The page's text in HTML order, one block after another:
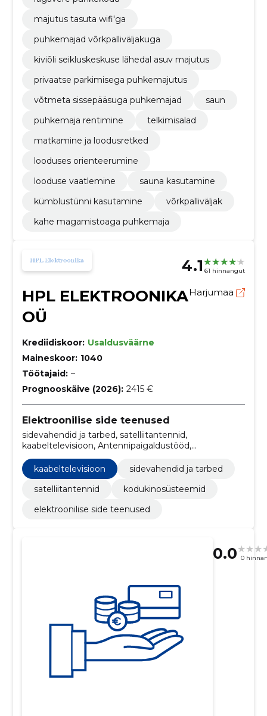
majutus tasuta wifi'ga
puhkemajad võrkpalliväljakuga
kiviõli seikluskeskuse lähedal asuv majutus
privaatse parkimisega puhkemajutus
võtmeta sissepääsuga puhkemajad
saun
puhkemaja rentimine
telkimisalad
matkamine ja loodusretked
looduses orienteerumine
looduse vaatlemine
sauna kasutamine
kümblustünni kasutamine
võrkpalliväljak
kahe magamistoaga puhkemaja
4.1 61 hinnangut
HPL ELEKTROONIKA
OÜ
Harjumaa
Krediidiskoor: Usaldusväärne
Maineskoor: 1040
Töötajaid: –
Prognooskäive (2026): 2415 €
Elektroonilise side teenused
sidevahendid ja tarbed, satelliitantennid,
kaabeltelevisioon, Antennipaigaldustööd,
Kodukinosüsteemid, Antennid ja reflektorid
kaabeltelevisioon
sidevahendid ja tarbed
satelliitantennid
kodukinosüsteemid
elektroonilise side teenused
0.0 0